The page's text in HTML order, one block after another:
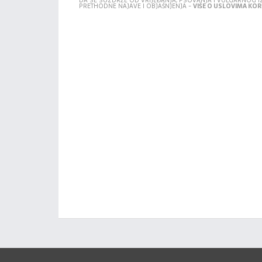
PRETHODNE NAJAVE I OBJAŠNJENJA -VIŠE O USLOVIMA